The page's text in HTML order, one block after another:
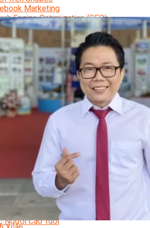
Marketing
Engine Optimization (SEO)
Trị Fanpage
Ads
Ads
Marketing Đa Kênh
Marketing Foundation
Hàng Đa Kênh
Photoshop – Illustrator
Online Ngành F&B
Online Ngành Chăm Sóc Sắc Đẹp
Đề Digital Marketing
Viên Tổ Chức Sự Kiện
Thông Đa Phương Tiện
Production
Ảnh Thương Mại
Xuất Phim Kỹ Thuật Số
Tập Video Cơ Bản Với Capcut
Phim Cơ Bản Với Adobe Premiere Pro
Xoa Bóp Ấn Huyệt Trị Liệu
Người Cao Tuổi